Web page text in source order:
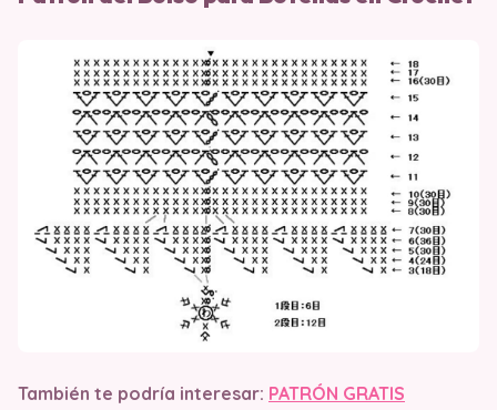
También te podría interesar: PATRÓN GRATIS